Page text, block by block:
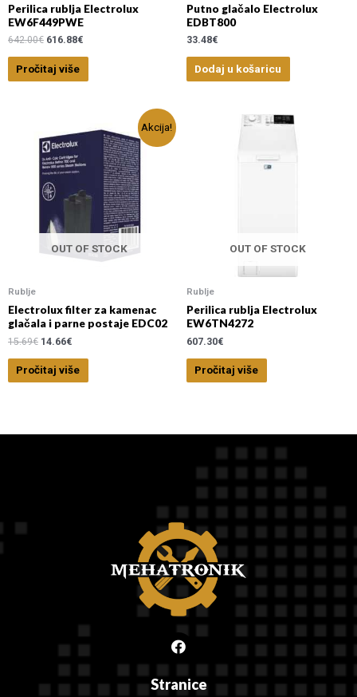
Perilica rublja Electrolux
EW6F449PWE
642.00€ 616.88€
Pročitaj više
Putno glačalo Electrolux
EDBT800
33.48€
Dodaj u košaricu
Akcija!
OUT OF STOCK
Rublje
Electrolux filter za kamenac
glačala i parne postaje EDC02
15.69€ 14.66€
Pročitaj više
OUT OF STOCK
Rublje
Perilica rublja Electrolux
EW6TN4272
607.30€
Pročitaj više
Stranice